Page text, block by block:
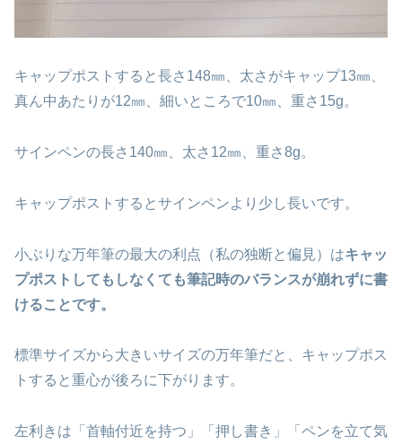
キャップポストすると長さ148㎜、太さがキャップ13㎜、
真ん中あたりが12㎜、細いところで10㎜、重さ15g。
サインペンの長さ140㎜、太さ12㎜、重さ8g。
キャップポストするとサインペンより少し長いです。
小ぶりな万年筆の最大の利点（私の独断と偏見）はキャッ
プポストしてもしなくても筆記時のバランスが崩れずに書
けることです。
標準サイズから大きいサイズの万年筆だと、キャップポス
トすると重心が後ろに下がります。
左利きは「首軸付近を持つ」「押し書き」「ペンを立て気